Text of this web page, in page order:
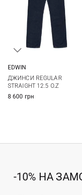
36
38
EDWIN
ДЖИНСИ REGULAR
STRAIGHT 12.5 O.Z
8 600 грн
-10% НА